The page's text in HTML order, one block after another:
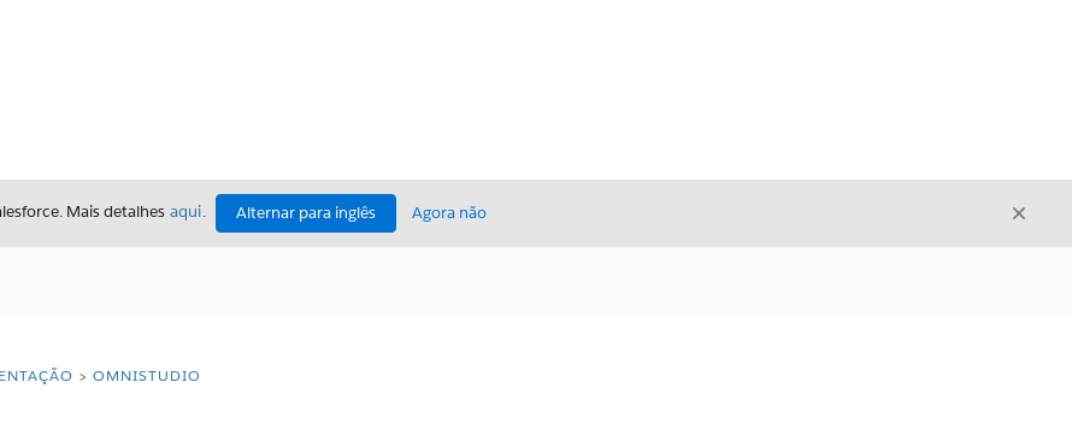
Mais detalhes aqui. Alternar para inglês Agora não Fechar
OMNISTUDIO